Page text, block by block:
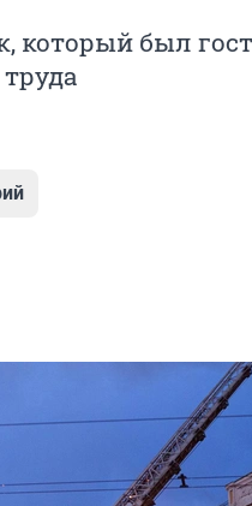
который был